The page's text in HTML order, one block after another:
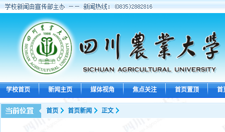
学校首页 新闻主页 媒体视角 焦点关注 首页置顶 首
首页 首页新闻 正文